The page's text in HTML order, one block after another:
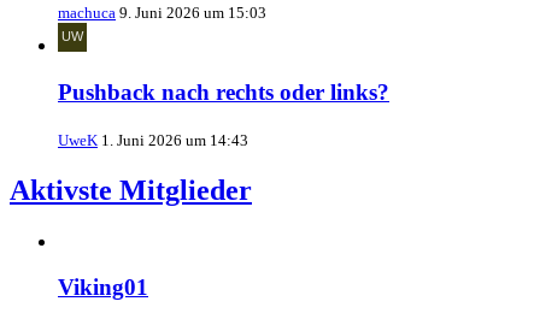
machuca 9. Juni 2026 um 15:03
Pushback nach rechts oder links?
UweK 1. Juni 2026 um 14:43
Aktivste Mitglieder
Viking01